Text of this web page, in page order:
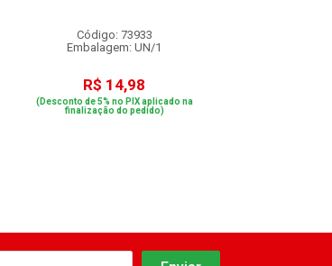
Código: 73933
Embalagem: UN/1
R$ 14,98
(Desconto de 5% no PIX aplicado na
finalização do pedido)